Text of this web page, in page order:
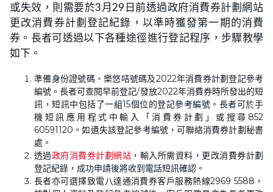
或失效，則需要於3月29日前透過政府消費券計劃網站
更改消費券計劃登記紀錄，以準時獲發第一期的消費
券。長者可透過以下各種途徑進行登記程序，步驟教學
如下。
準備身份證號碼、樂悠咭號碼及2022年消費券計劃登記參考
編號。長者可查閱早前登記/發放2022年消費券時所發出的短
訊，短訊中包括了一組15個位的登記參考編號。長者可於手
機短訊應用程式中輸入「消費券計劃」或搜尋852
60591120。如遺失該登記參考編號，可聯絡消費券計劃秘書
處。
透過政府消費券計劃網站 ，輸入所需資料，更改消費券計劃
登記紀錄，成功申請後將收到電話短訊確認。
長者亦可選擇致電八達通消費券客戶服務熱線2969 5588，